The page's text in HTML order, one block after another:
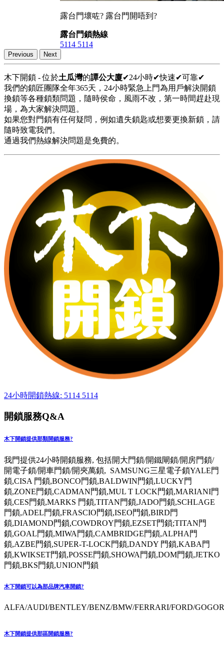
露台門壞咗? 露台門開唔到?
露台門鎖熱線
5114 5114
Previous Next
木下開鎖 - 位於土瓜灣的譚公大廈✔24小時✔快速✔可靠✔
我們的鎖匠團隊全年365天，24小時緊急上門為用戶解決開鎖
換鎖等各種鎖類問題，隨時侯命，風雨不改，第一時間趕赴現
場，為大家解決問題。
如果您對門鎖有任何疑問，例如遺失鎖匙或想要更換新鎖，請
隨時致電我們。
通過我們熱線解決問題是免費的。
24小時開鎖熱線: 5114 5114
開鎖服務Q&A
木下開鎖提供那類開鎖服務?
我門提供24小時開鎖服務, 包括開大門鎖/開鐵閘鎖/開房門鎖/
開電子鎖/開車門鎖/開夾萬鎖, SAMSUNG三星電子鎖YALE門
鎖,CISA 門鎖,BONCO門鎖,BALDWIN門鎖,LUCKY門
鎖,ZONE門鎖,CADMAN門鎖,MUL T LOCK門鎖,MARIANI門
鎖,CES門鎖,MARKS 門鎖,TITAN門鎖,JADO門鎖,SCHLAGE
門鎖,ADEL門鎖,FRASCIO門鎖,ISEO門鎖,BIRD門
鎖,DIAMOND門鎖,COWDROY門鎖,EZSET門鎖;TITAN門
鎖,GOAL門鎖,MIWA門鎖,CAMBRIDGE門鎖,ALPHA門
鎖,AZBE門鎖,SUPER-T-LOCK門鎖,DANDY 門鎖,KABA門
鎖,KWIKSET門鎖,POSSE門鎖,SHOWA門鎖,DOM門鎖,JETKO
門鎖,BKS門鎖,UNION門鎖
木下開鎖可以為那品牌汽車開鎖?
ALFA/AUDI/BENTLEY/BENZ/BMW/FERRARI/FORD/
木下開鎖提供那區開鎖服務?